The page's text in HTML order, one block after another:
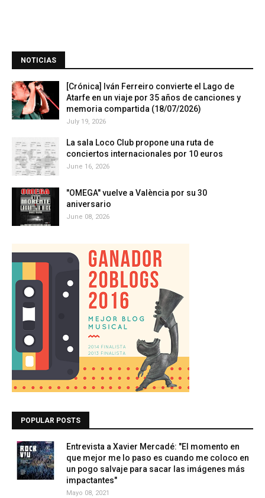
NOTICIAS
[Crónica] Iván Ferreiro convierte el Lago de
Atarfe en un viaje por 35 años de canciones y
memoria compartida (18/07/2026)
July 19, 2026
La sala Loco Club propone una ruta de
conciertos internacionales por 10 euros
June 16, 2026
"OMEGA" vuelve a València por su 30
aniversario
June 08, 2026
POPULAR POSTS
Entrevista a Xavier Mercadé: "El momento en
que mejor me lo paso es cuando me coloco en
un pogo salvaje para sacar las imágenes más
impactantes"
Mayo 08, 2021